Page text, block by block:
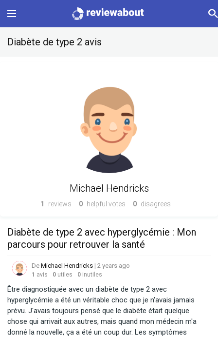
Main
Diabète de type 2 avis
Michael Hendricks
1 reviews 0 helpful votes 0 disagrees
Diabète de type 2 avec hyperglycémie : Mon
parcours pour retrouver la santé
De Michael Hendricks | 2 years ago
1 avis 0 utiles 0 inutiles
Être diagnostiquée avec un diabète de type 2 avec
hyperglycémie a été un véritable choc que je n'avais jamais
prévu. J'avais toujours pensé que le diabète était quelque
chose qui arrivait aux autres, mais quand mon médecin m'a
donné la nouvelle, ça a été un coup dur. Les symptômes